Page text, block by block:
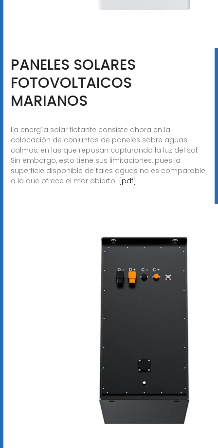
PANELES SOLARES
FOTOVOLTAICOS
MARIANOS
La energía solar flotante consiste ahora en la
colocación de conjuntos de paneles sobre aguas
calmas, en las que reposan capturando la luz del sol.
Sin embargo, esto tiene sus limitaciones, pues la
superficie disponible de tales aguas no es comparable
a la que ofrece el mar abierto. [pdf]